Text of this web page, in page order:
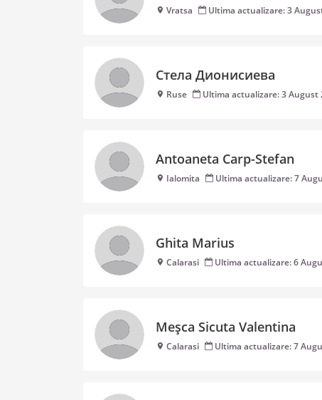
Vratsa Ultima actualizare: 3
Стела Дионисиева
Ruse Ultima actualizare: 3 August
Antoaneta Carp-Stefan
Ialomita Ultima actualizare: 7
Ghita Marius
Calarasi Ultima actualizare: 6
Meșca Sicuta Valentina
Calarasi Ultima actualizare: 7